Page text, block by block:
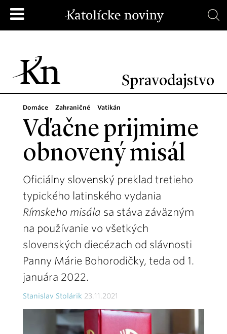
Spravodajstvo
Domáce Zahraničné Vatikán
Vďačne prijmime
obnovený misál
Oficiálny slovenský preklad tretieho
typického latinského vydania
Rímskeho misála sa stáva záväzným
na používanie vo všetkých
slovenských diecézach od slávnosti
Panny Márie Bohorodičky, teda od 1.
januára 2022.
Stanislav Stolárik 23.11.2021